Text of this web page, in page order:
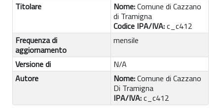
Titolare
Nome:Comune di Cazzano
di Tramigna
Codice IPA/IVA:c_c412
Frequenza di
aggiornamento
mensile
Versione di
N/A
Autore
Nome:Comune di Cazzano
Di Tramigna
IPA/IVA:c_c412